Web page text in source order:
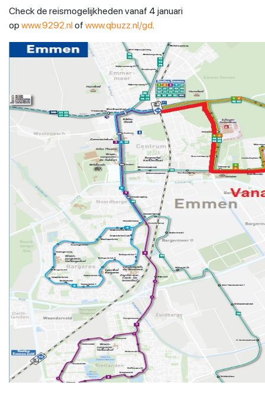
Check de reismogelijkheden vanaf 4 januari
op www.9292.nlof www.qbuzz.nl/gd.